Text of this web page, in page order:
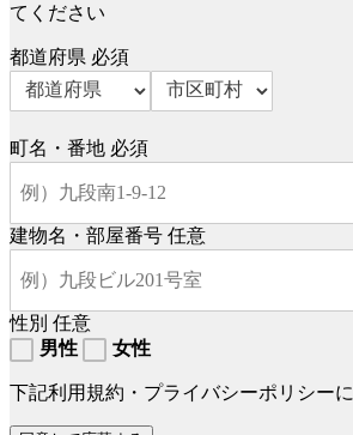
てください
都道府県 必須
町名・番地 必須
建物名・部屋番号 任意
性別 任意
男性
女性
下記利用規約・プライバシーポリシーに